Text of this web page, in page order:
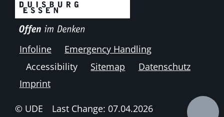
Infoline
Emergency Handling
Accessibility
Sitemap
Datenschutz
Imprint
© UDE Last Change: 07.04.2026